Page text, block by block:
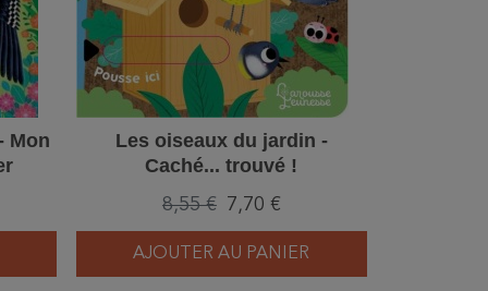
Mon
Les oiseaux du jardin -
Caché... trouvé !
8,55 € 7,70 €
AJOUTER AU PANIER